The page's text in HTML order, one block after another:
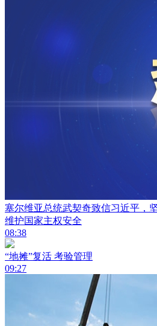
塞尔维亚总统武契奇致信习近平，
维护国家主权安全
08:38
“地摊”复活 考验管理
09:27